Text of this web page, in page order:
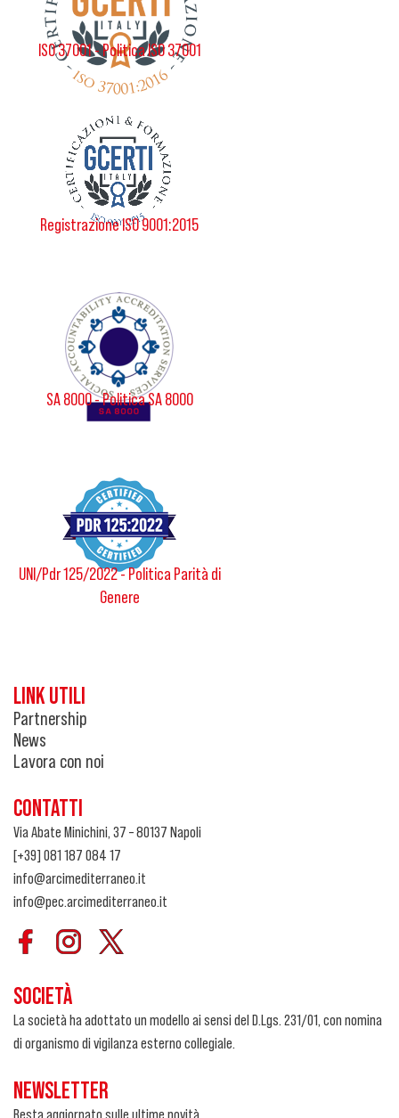
ISO 37001 - Politica ISO 37001
Registrazione ISO 9001:2015
SA 8000 - Politica SA 8000
UNI/Pdr 125/2022 - Politica Parità di
Genere
LINK UTILI
Partnership
News
Lavora con noi
CONTATTI
Via Abate Minichini, 37 – 80137 Napoli
[+39] 081 187 084 17
info@arcimediterraneo.it
info@pec.arcimediterraneo.it
SOCIETÀ
La società ha adottato un modello ai sensi del D.Lgs. 231/01, con nomina
di organismo di vigilanza esterno collegiale.
NEWSLETTER
Resta aggiornato sulle ultime novità.